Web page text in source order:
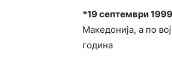
*19 септември
Македонија, а по
година